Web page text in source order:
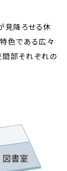
見降ろせる休
色である広々
間部それぞれの